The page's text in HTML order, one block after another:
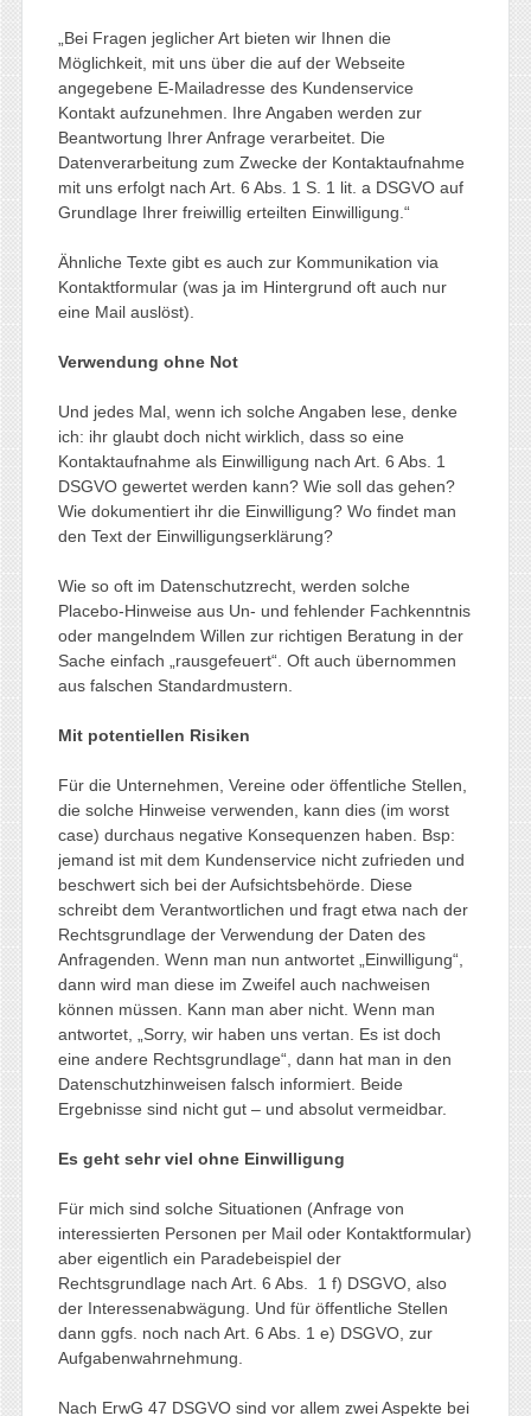
„Bei Fragen jeglicher Art bieten wir Ihnen die
Möglichkeit, mit uns über die auf der Webseite
angegebene E-Mailadresse des Kundenservice
Kontakt aufzunehmen. Ihre Angaben werden zur
Beantwortung Ihrer Anfrage verarbeitet. Die
Datenverarbeitung zum Zwecke der Kontaktaufnahme
mit uns erfolgt nach Art. 6 Abs. 1 S. 1 lit. a DSGVO auf
Grundlage Ihrer freiwillig erteilten Einwilligung.“
Ähnliche Texte gibt es auch zur Kommunikation via
Kontaktformular (was ja im Hintergrund oft auch nur
eine Mail auslöst).
Verwendung ohne Not
Und jedes Mal, wenn ich solche Angaben lese, denke
ich: ihr glaubt doch nicht wirklich, dass so eine
Kontaktaufnahme als Einwilligung nach Art. 6 Abs. 1
DSGVO gewertet werden kann? Wie soll das gehen?
Wie dokumentiert ihr die Einwilligung? Wo findet man
den Text der Einwilligungserklärung?
Wie so oft im Datenschutzrecht, werden solche
Placebo-Hinweise aus Un- und fehlender Fachkenntnis
oder mangelndem Willen zur richtigen Beratung in der
Sache einfach „rausgefeuert“. Oft auch übernommen
aus falschen Standardmustern.
Mit potentiellen Risiken
Für die Unternehmen, Vereine oder öffentliche Stellen,
die solche Hinweise verwenden, kann dies (im worst
case) durchaus negative Konsequenzen haben. Bsp:
jemand ist mit dem Kundenservice nicht zufrieden und
beschwert sich bei der Aufsichtsbehörde. Diese
schreibt dem Verantwortlichen und fragt etwa nach der
Rechtsgrundlage der Verwendung der Daten des
Anfragenden. Wenn man nun antwortet „Einwilligung“,
dann wird man diese im Zweifel auch nachweisen
können müssen. Kann man aber nicht. Wenn man
antwortet, „Sorry, wir haben uns vertan. Es ist doch
eine andere Rechtsgrundlage“, dann hat man in den
Datenschutzhinweisen falsch informiert. Beide
Ergebnisse sind nicht gut – und absolut vermeidbar.
Es geht sehr viel ohne Einwilligung
Für mich sind solche Situationen (Anfrage von
interessierten Personen per Mail oder Kontaktformular)
aber eigentlich ein Paradebeispiel der
Rechtsgrundlage nach Art. 6 Abs. 1 f) DSGVO, also
der Interessenabwägung. Und für öffentliche Stellen
dann ggfs. noch nach Art. 6 Abs. 1 e) DSGVO, zur
Aufgabenwahrnehmung.
Nach ErwG 47 DSGVO sind vor allem zwei Aspekte bei